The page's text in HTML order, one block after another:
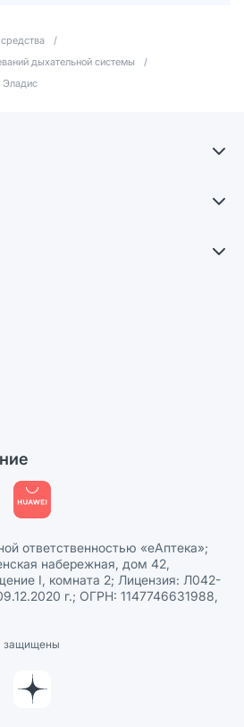
/
дыхательной системы
/
Эладис
обработки персональных данных
ответственностью «еАптека»;
набережная, дом 42,
I, комната 2; Лицензия: Л042-
г.; ОГРН: 1147746631988,
защищены